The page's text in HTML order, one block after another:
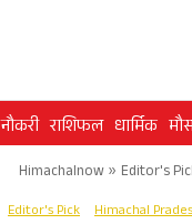
नौकरी राशिफल धार्मिक
Himachalnow» Editor's
Editor's Pick Himachal